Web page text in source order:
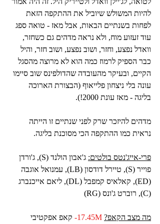
להיות המשולש שיוביל את ההתקפה הזאת
לפחות בשנתיים הבאות, אבל מאז - טואה ספג
עוד זעזוע מוח, ולא נראה מדהים גם כשחזר,
וואדל נפצע, וחזר, ושוב נפצע, ושוב חזר, והיל
כבר הספיק לרמוז כמה הוא לא מרוצה מהסגל
הקיים, ובעיקר מהעובדה שהדולפינס שוב סיימו
עונה בלי ניצחון פלייאוף (הבצורת הארוכה
בליגה - מאז עונת 2000!).
מדהים להיזכר שרק לפני שנתיים זו הייתה
נראית כמו ההתקפה הכי מסוכנת בליגה.
פרי-אייג'נטס בולטים:
ג'אבון הולנד (S), ג'ורדן
פוייר (S), טיירל דודסון (LB), עמנואל אוגבה
(ED), קאלאיס קמפבל (DL), ליאם אייכנברג
(C), רוברט ג'ונס (RG)
מה מצב הקאפ? 17.45M-
קאפ אפקטיבי